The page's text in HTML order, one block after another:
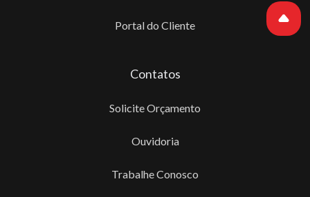
Portal do Cliente
Contatos
Solicite Orçamento
Ouvidoria
Trabalhe Conosco